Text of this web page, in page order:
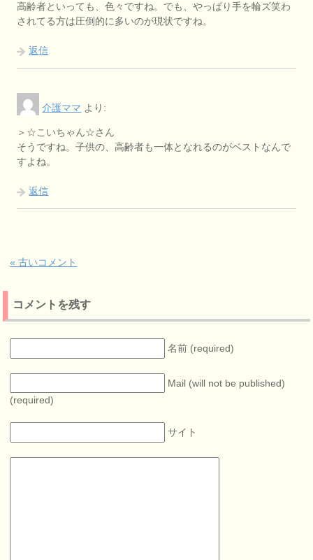
高齢者といっても、色々ですね。でも、やっぱり手を輪ズ笑わ
されてる方は圧倒的に多いのが現状ですね。
返信
介護ママ より:
＞☆こいちゃん☆さん
そうですね。子供の、高齢者も一体となれるのがベストなんで
すよね。
返信
« 古いコメント
コメントを残す
名前 (required)
Mail (will not be published)
(required)
サイト